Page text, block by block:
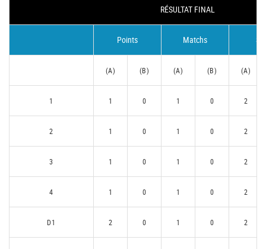
RÉSULTAT FINAL
Points Matchs
(A) (B) (A) (B) (A)
1 1 0 1 0 2
2 1 0 1 0 2
3 1 0 1 0 2
4 1 0 1 0 2
D1 2 0 1 0 2